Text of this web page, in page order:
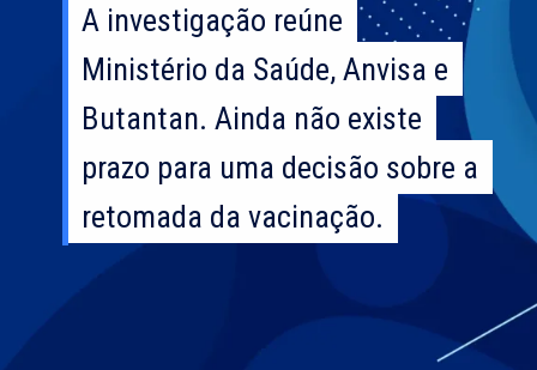
A investigação reúne
Ministério da Saúde, Anvisa e
Butantan. Ainda não existe
prazo para uma decisão sobre a
retomada da vacinação.
A investigação reúne
Ministério da Saúde, Anvisa e
Butantan. Ainda não existe
prazo para uma decisão sobre a
retomada da vacinação.